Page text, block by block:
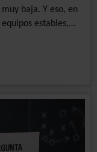
baja. Y eso, en
estables,…